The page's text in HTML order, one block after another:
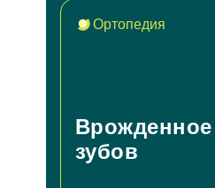
Ортопедия
Врожденное
зубов